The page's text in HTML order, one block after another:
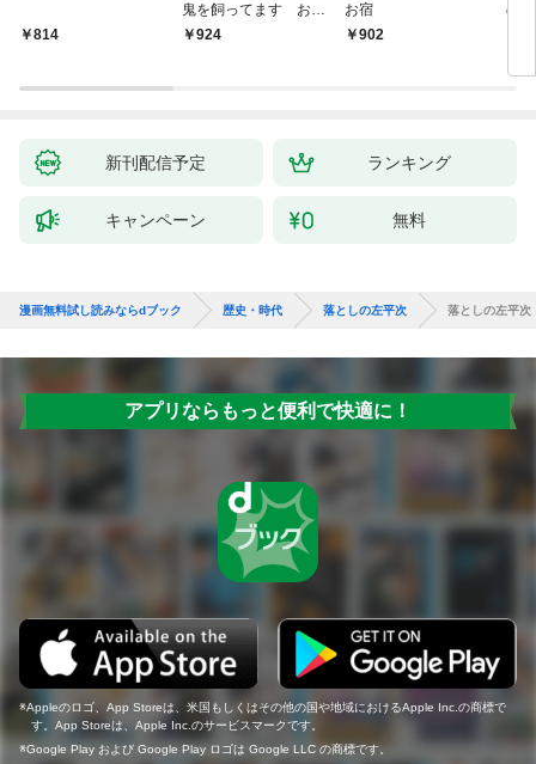
814
鬼を飼ってます おけ
いの戯作手帖
924
お宿
902
の
新刊配信予定 ランキング
キャンペーン 無料
漫画無料試し読みならdブック 歴史・時代 落としの左平次 落としの左平
アプリならもっと便利で快適に！
Appleのロゴ、App Storeは、米国もしくはその他の国や地域におけるApple Inc.の商標で
す。App Storeは、Apple Inc.のサービスマークです。
Google Play および Google Play ロゴは Google LLC の商標です。